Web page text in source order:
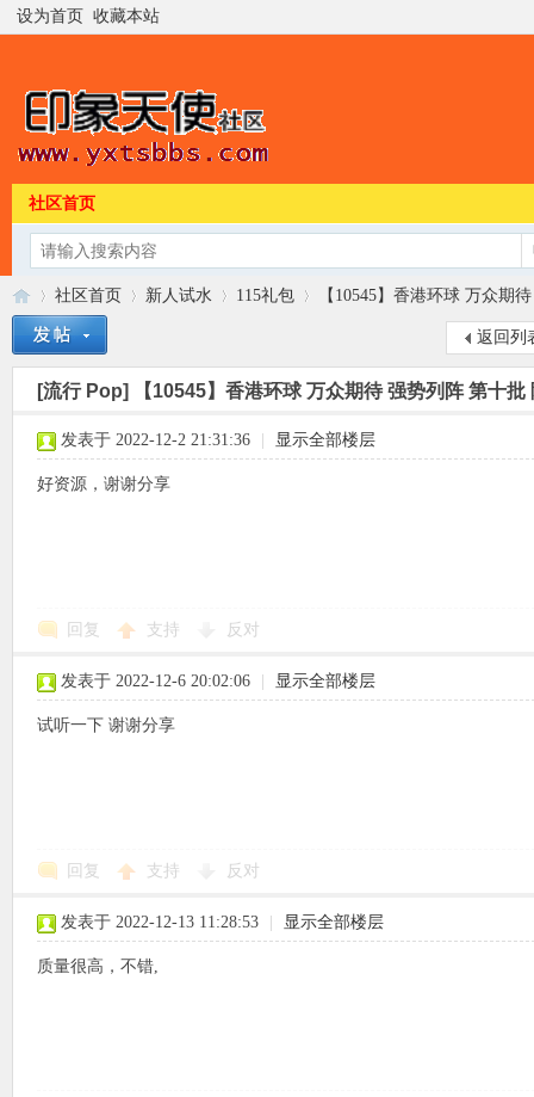
设为首页 收藏本站
社区首页
»
社区首页
›
新人试水
›
115礼包
›
【10545】香港环球 万众期
返回列
[流行 Pop] 【10545】香港环球 万众期待 强势列阵 第十
发表于 2022-12-2 21:31:36 显示全部楼层
好资源，谢谢分享
回复 支持 反对
发表于 2022-12-6 20:02:06 显示全部楼层
试听一下 谢谢分享
回复 支持 反对
发表于 2022-12-13 11:28:53 显示全部楼层
质量很高，不错,